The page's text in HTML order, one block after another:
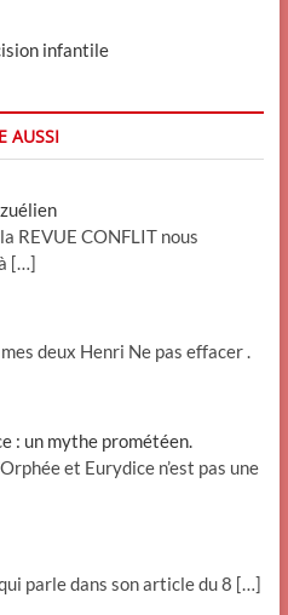
infantile
AUSSI
REVUE CONFLIT nous
[…]
deux Henri Ne pas effacer .
: un mythe prométéen.
et Eurydice n’est pas une
parle dans son article du 8 […]